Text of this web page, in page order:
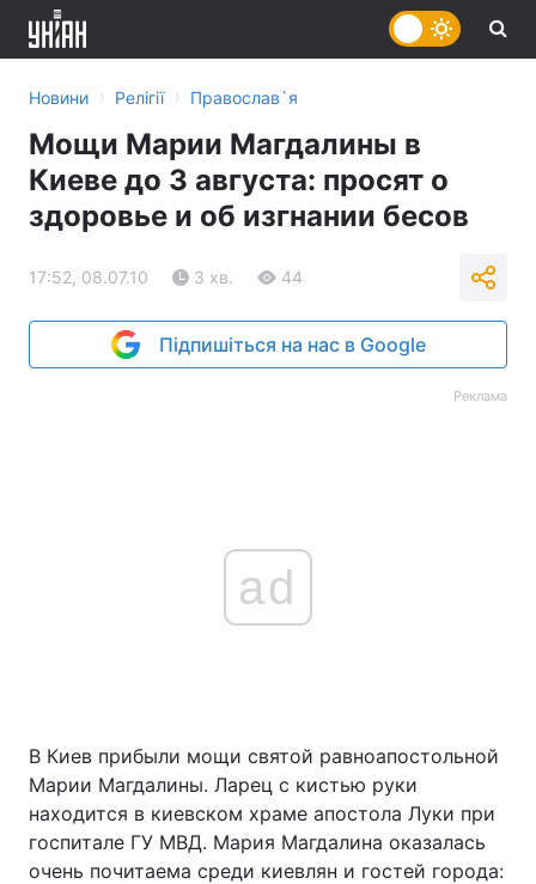
Новини › Релігії › Православ`я
Мощи Марии Магдалины в
Киеве до 3 августа: просят о
здоровье и об изгнании бесов
17:52, 08.07.10 3 хв. 44
Підпишіться на нас в Google
Реклама
ad
В Киев прибыли мощи святой равноапостольной
Марии Магдалины. Ларец с кистью руки
находится в киевском храме апостола Луки при
госпитале ГУ МВД. Мария Магдалина оказалась
очень почитаема среди киевлян и гостей города: